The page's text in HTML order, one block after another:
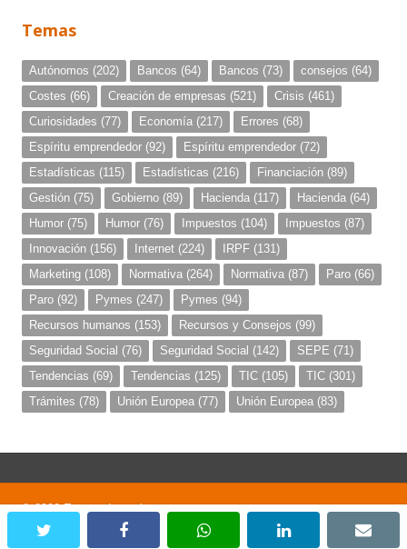
twitter facebook whatsapplinkedin
Temas
Autónomos (202) Bancos (64) Bancos (73) consejos (64)
Costes (66) Creación de empresas (521) Crisis (461)
Curiosidades (77) Economía (217) Errores (68)
Espíritu emprendedor (92) Espíritu emprendedor (72)
Estadísticas (115) Estadísticas (216) Financiación (89)
Gestión (75) Gobierno (89) Hacienda (117) Hacienda (64)
Humor (75) Humor (76) Impuestos (104) Impuestos (87)
Innovación (156) Internet (224) IRPF (131)
Marketing (108) Normativa (264) Normativa (87) Paro (66)
Paro (92) Pymes (247) Pymes (94)
Recursos humanos (153) Recursos y Consejos (99)
Seguridad Social (76) Seguridad Social (142) SEPE (71)
Tendencias (69) Tendencias (125) TIC (105) TIC (301)
Trámites (78) Unión Europea (77) Unión Europea (83)
© 2020 Emprendemania